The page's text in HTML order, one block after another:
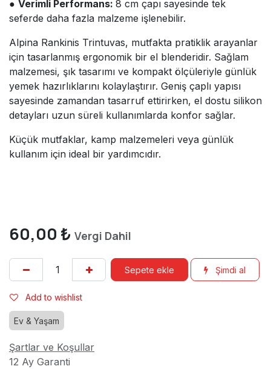
● Verimli Performans: 8 cm çapı sayesinde tek
seferde daha fazla malzeme işlenebilir.
Alpina Rankinis Trintuvas, mutfakta pratiklik arayanlar
için tasarlanmış ergonomik bir el blenderidir. Sağlam
malzemesi, şık tasarımı ve kompakt ölçüleriyle günlük
yemek hazırlıklarını kolaylaştırır. Geniş çaplı yapısı
sayesinde zamandan tasarruf ettirirken, el dostu silikon
detayları uzun süreli kullanımlarda konfor sağlar.
Küçük mutfaklar, kamp malzemeleri veya günlük
kullanım için ideal bir yardımcıdır.
60,00 ₺ Vergi Dahil
Sepete ekle Şimdi al
Add to wishlist
Ev & Yaşam
Şartlar ve Koşullar
12 Ay Garanti